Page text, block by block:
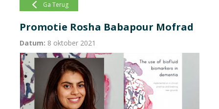
Ga Terug
Promotie Rosha Babapour Mofrad
Datum: 8 oktober 2021